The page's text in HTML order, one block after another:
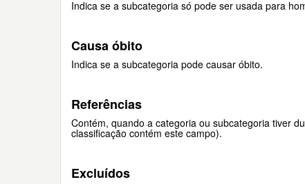
Indica se a subcategoria só pode ser usada para
Causa óbito
Indica se a subcategoria pode causar óbito.
Referências
Contém, quando a categoria ou subcategoria tiver
classificação contém este campo).
Excluídos